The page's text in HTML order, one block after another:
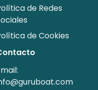
de Redes
de Cookies